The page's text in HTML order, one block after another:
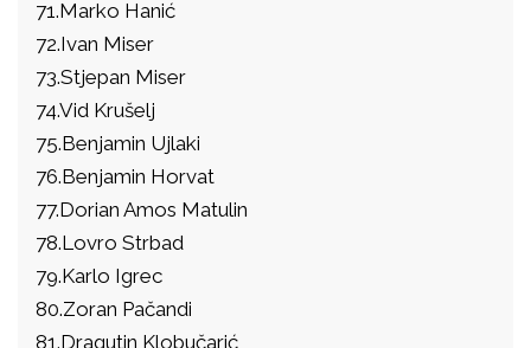
71.Marko Hanić
72.Ivan Miser
73.Stjepan Miser
74.Vid Krušelj
75.Benjamin Ujlaki
76.Benjamin Horvat
77.Dorian Amos Matulin
78.Lovro Strbad
79.Karlo Igrec
80.Zoran Pačandi
81.Dragutin Klobučarić